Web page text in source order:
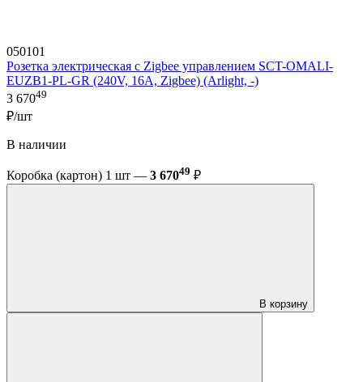
050101
Розетка электрическая с Zigbee управлением SCT-OMALI-
EUZB1-PL-GR (240V, 16A, Zigbee) (Arlight, -)
3 67049
₽/шт
В наличии
Коробка (картон) 1 шт — 3 67049 ₽
В корзину